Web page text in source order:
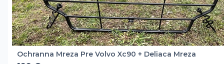
Ochranna Mreza Pre Volvo Xc90 + Deliaca Mreza